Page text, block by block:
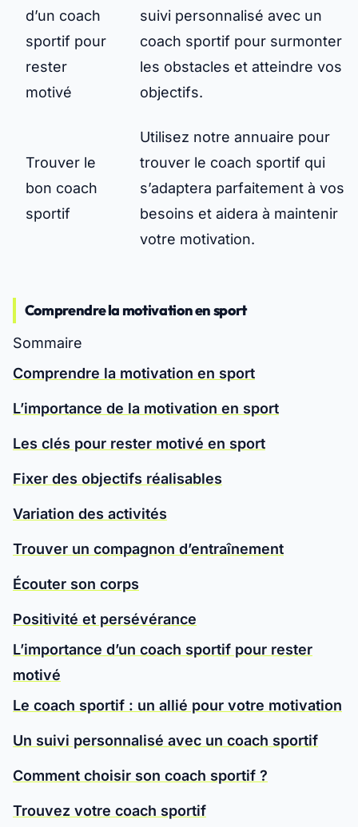
d’un coach
sportif pour
rester
motivé
suivi personnalisé avec un
coach sportif pour surmonter
les obstacles et atteindre vos
objectifs.
Trouver le
bon coach
sportif
Utilisez notre annuaire pour
trouver le coach sportif qui
s’adaptera parfaitement à vos
besoins et aidera à maintenir
votre motivation.
Comprendre la motivation en sport
Sommaire
Comprendre la motivation en sport
L’importance de la motivation en sport
Les clés pour rester motivé en sport
Fixer des objectifs réalisables
Variation des activités
Trouver un compagnon d’entraînement
Écouter son corps
Positivité et persévérance
L’importance d’un coach sportif pour rester
motivé
Le coach sportif : un allié pour votre motivation
Un suivi personnalisé avec un coach sportif
Comment choisir son coach sportif ?
Trouvez votre coach sportif